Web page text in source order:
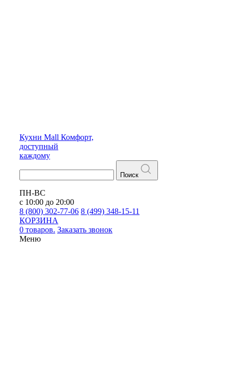
Кухни Mall Комфорт,
доступный
каждому
Поиск
ПН-ВС
с 10:00 до 20:00
8 (800) 302-77-06 8 (499) 348-15-11
КОРЗИНА
0 товаров. Заказать звонок
Меню